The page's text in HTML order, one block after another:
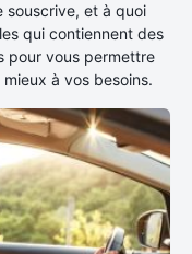
souscrive, et à quoi
qui contiennent des
pour vous permettre
à vos besoins.